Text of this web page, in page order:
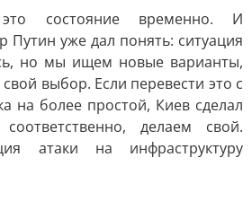
состояние временно. И
Путин уже дал понять: ситуация
но мы ищем новые варианты,
выбор. Если перевести это с
на более простой, Киев сделал
делаем свой.
атаки на инфраструктуру